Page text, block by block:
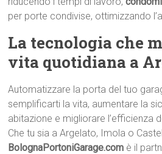
per porte condivise, ottimizzando
La tecnologia che
vita quotidiana a
Automatizzare la porta del tuo
semplificarti la vita, aumentare la
abitazione e migliorare l’efficienza
Che tu sia a Argelato, Imola o
BolognaPortoniGarage.com è il